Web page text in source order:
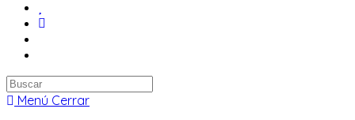
Buscar
enMenú Cerrar